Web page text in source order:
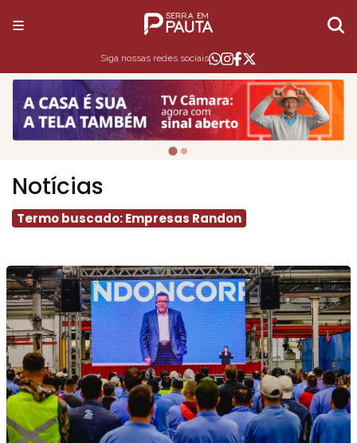
Siga nossas redes sociais
Notícias
Termo buscado: Empresas Randon